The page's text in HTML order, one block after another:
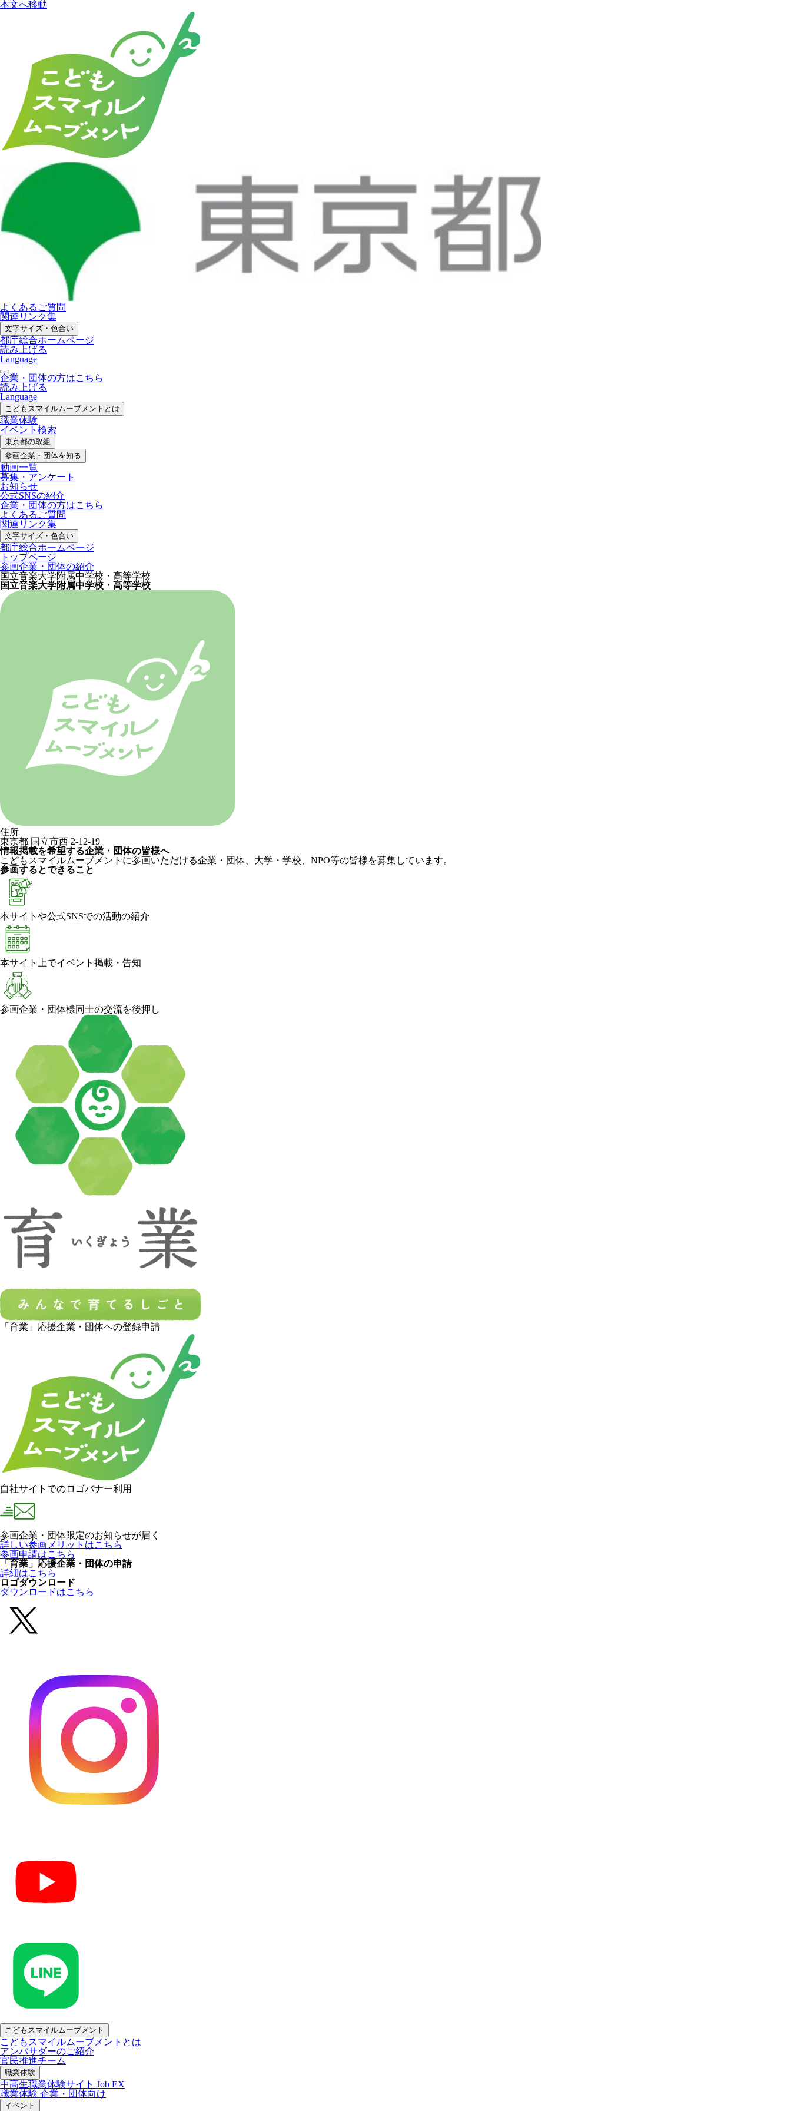
本文へ移動
よくあるご質問
関連リンク集
文字サイズ・色合い
都庁総合ホームページ
読み上げる
Language
企業・団体の方はこちら
読み上げる
Language
こどもスマイルムーブメントとは
職業体験
イベント検索
東京都の取組
参画企業・ 団体を知る
動画一覧
募集・ アンケート
お知らせ
公式SNSの紹介
企業・団体の方はこちら
よくあるご質問
関連リンク集
文字サイズ・色合い
都庁総合ホームページ
トップページ
参画企業・団体の紹介
国立音楽大学附属中学校・高等学校
国立音楽大学附属中学校・高等学校
住所
東京都 国立市西 2-12-19
情報掲載を希望する企業・団体の皆様へ
こどもスマイルムーブメントに参画いただける企業・団体、大学・学校、NPO等の皆様を募集しています。
参画するとできること
本サイトや公式SNSでの活動の紹介
本サイト上でイベント掲載・告知
参画企業・団体様同士の交流を後押し
「育業」応援企業・団体への登録申請
自社サイトでのロゴバナー利用
参画企業・団体限定のお知らせが届く
詳しい参画メリットはこちら
参画申請はこちら
「育業」応援企業・団体の申請
詳細はこちら
ロゴダウンロード
ダウンロードはこちら
こどもスマイルムーブメント
こどもスマイルムーブメントとは
アンバサダーのご紹介
官民推進チーム
職業体験
中高生職業体験サイト Job EX
職業体験 企業・団体向け
イベント